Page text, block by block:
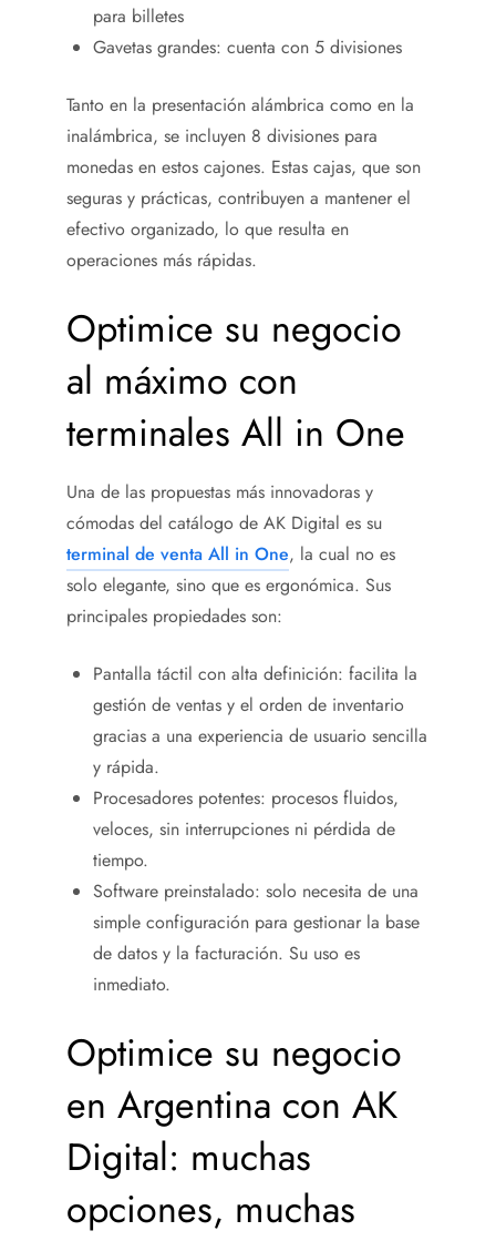
para billetes
Gavetas grandes: cuenta con 5 divisiones
Tanto en la presentación alámbrica como en la
inalámbrica, se incluyen 8 divisiones para
monedas en estos cajones. Estas cajas, que son
seguras y prácticas, contribuyen a mantener el
efectivo organizado, lo que resulta en
operaciones más rápidas.
Optimice su negocio
al máximo con
terminales All in One
Una de las propuestas más innovadoras y
cómodas del catálogo de AK Digital es su
terminal de venta All in One, la cual no es
solo elegante, sino que es ergonómica. Sus
principales propiedades son:
Pantalla táctil con alta definición: facilita la
gestión de ventas y el orden de inventario
gracias a una experiencia de usuario sencilla
y rápida.
Procesadores potentes: procesos fluidos,
veloces, sin interrupciones ni pérdida de
tiempo.
Software preinstalado: solo necesita de una
simple configuración para gestionar la base
de datos y la facturación. Su uso es
inmediato.
Optimice su negocio
en Argentina con AK
Digital: muchas
opciones, muchas